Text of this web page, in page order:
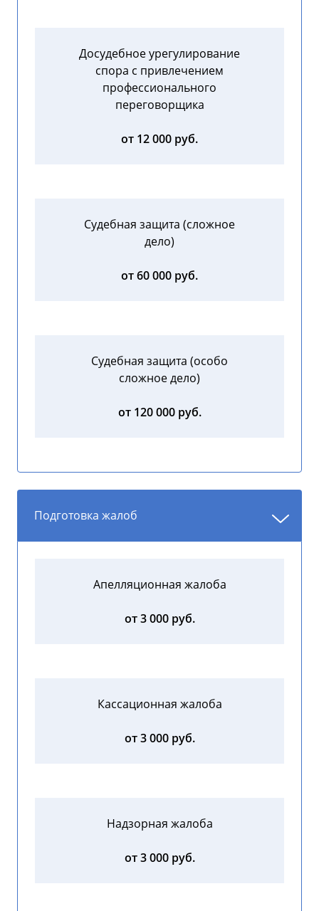
Досудебное урегулирование
спора с привлечением
профессионального
переговорщика
от 12 000 руб.
Судебная защита (сложное
дело)
от 60 000 руб.
Судебная защита (особо
сложное дело)
от 120 000 руб.
Подготовка жалоб
Апелляционная жалоба
от 3 000 руб.
Кассационная жалоба
от 3 000 руб.
Надзорная жалоба
от 3 000 руб.